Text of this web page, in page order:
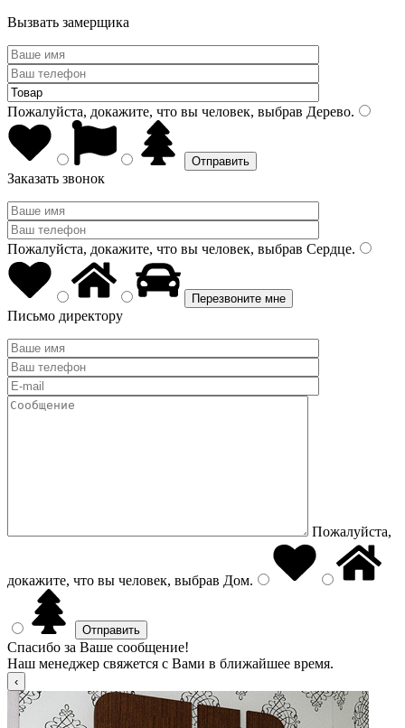
Вызвать замерщика
Пожалуйста, докажите, что вы человек, выбрав Дерево.
Заказать звонок
Пожалуйста, докажите, что вы человек, выбрав Сердце.
Письмо директору
Пожалуйста,
докажите, что вы человек, выбрав Дом.
Спасибо за Ваше сообщение!
Наш менеджер свяжется с Вами в ближайшее время.